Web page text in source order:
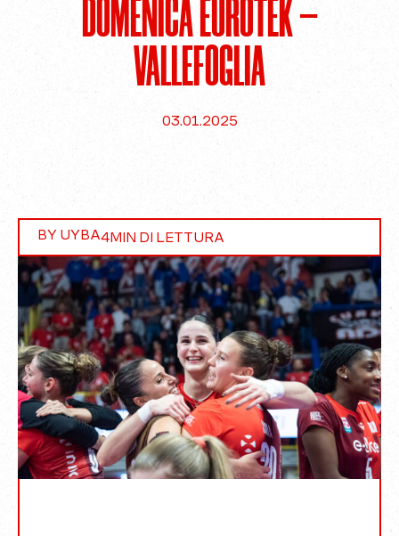
DOMENICA EUROTEK –
VALLEFOGLIA
03.01.2025
BY UYBA MIN DI LETTURA
4